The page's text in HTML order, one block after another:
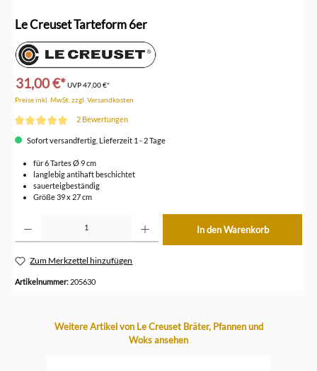
Le Creuset Tarteform 6er
31,00 €*UVP47,00 €*
Preise inkl. MwSt. zzgl. Versandkosten
2 Bewertungen
Sofort versandfertig, Lieferzeit 1 - 2 Tage
für 6 Tartes Ø 9 cm
langlebig antihaft beschichtet
sauerteigbeständig
Größe 39 x 27 cm
In den Warenkorb
Zum Merkzettel hinzufügen
Artikelnummer: 205630
Produktgalerie überspringen
Weitere Artikel von Le Creuset Bräter, Pfannen und
Woks ansehen